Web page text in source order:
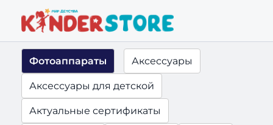
Фотоаппараты Аксессуары
Аксессуары для детской
Актуальные сертификаты